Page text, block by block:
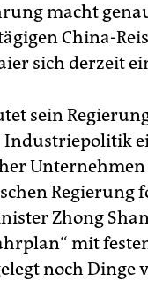
macht
China-
sich derzeit
sein
Industriepolitik
Unternehmen
Regierung
Zhong
mit
noch Dinge